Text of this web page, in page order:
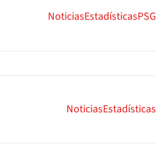
NoticiasEstadísticasPSG
NoticiasEstadísticas